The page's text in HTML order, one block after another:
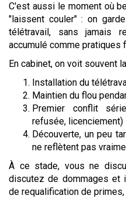
C'est aussi le moment où
"laissent couler" : on
télétravail, sans jamais
accumulé comme pratiques
En cabinet, on voit souvent
Installation du
Maintien du flou
Premier conflit
refusée, licenciement)
Découverte, un peu
ne reflètent pas
À ce stade, vous ne
discutez de dommages et
de requalification de